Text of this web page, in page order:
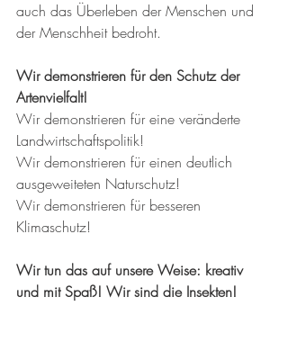
auch das Überleben der Menschen und
der Menschheit bedroht.
Wir demonstrieren für den Schutz der
Artenvielfalt!
Wir demonstrieren für eine veränderte
Landwirtschaftspolitik!
Wir demonstrieren für einen deutlich
ausgeweiteten Naturschutz!
Wir demonstrieren für besseren
Klimaschutz!
Wir tun das auf unsere Weise: kreativ
und mit Spaß! Wir sind die Insekten!